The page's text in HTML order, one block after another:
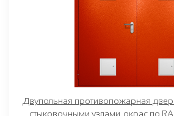
Двупольная противопожарная
стыковочными узлами, окрас по